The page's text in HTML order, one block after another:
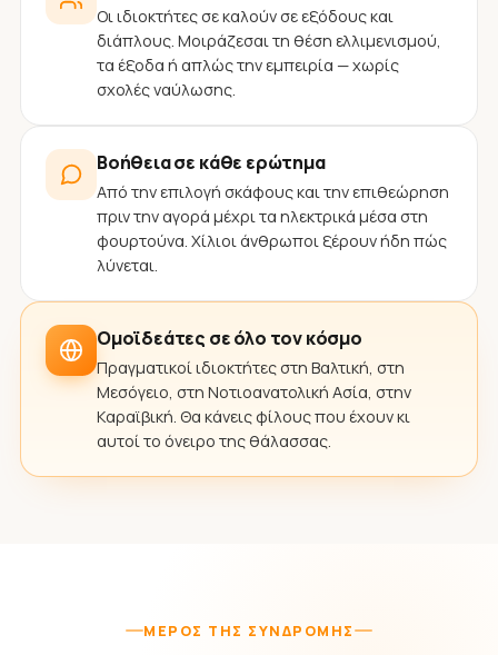
Οι ιδιοκτήτες σε καλούν σε εξόδους και
διάπλους. Μοιράζεσαι τη θέση ελλιμενισμού,
τα έξοδα ή απλώς την εμπειρία — χωρίς
σχολές ναύλωσης.
Βοήθεια σε κάθε ερώτημα
Από την επιλογή σκάφους και την επιθεώρηση
πριν την αγορά μέχρι τα ηλεκτρικά μέσα στη
φουρτούνα. Χίλιοι άνθρωποι ξέρουν ήδη πώς
λύνεται.
Ομοϊδεάτες σε όλο τον κόσμο
Πραγματικοί ιδιοκτήτες στη Βαλτική, στη
Μεσόγειο, στη Νοτιοανατολική Ασία, στην
Καραϊβική. Θα κάνεις φίλους που έχουν κι
αυτοί το όνειρο της θάλασσας.
ΜΈΡΟΣ ΤΗΣ ΣΥΝΔΡΟΜΉΣ